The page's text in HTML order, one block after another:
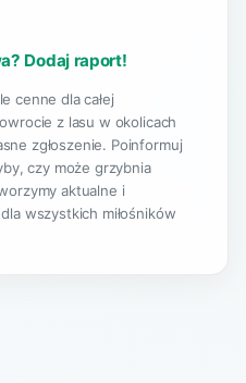
Dodaj raport!
cenne dla całej
z lasu w okolicach
zgłoszenie. Poinformuj
czy może grzybnia
aktualne i
wszystkich miłośników